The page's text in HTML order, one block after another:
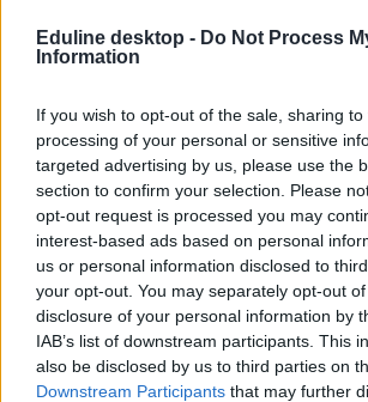
Eduline desktop - Do Not Process
Information
If you wish to opt-out of the sale, sharing
processing of your personal or sensitive
targeted advertising by us, please use the
section to confirm your selection. Please
opt-out request is processed you may
interest-based ads based on personal
us or personal information disclosed to
your opt-out. You may separately opt-out
disclosure of your personal information by
IAB’s list of downstream participants. This
also be disclosed by us to third parties on
Downstream Participants that may further
Közoktatás
Kurucz-Gáspár Tünde
Lannert Judit:„A fiatalokat nem
kell. Be is kell vonni őket a
Az oktatási miniszter kiemelte, hogy azon
fiatalok véleménye ne csak elhangozzon,
legyen az őket érintő döntésekre.
Közoktatás
Kurucz-Gáspár Tünde